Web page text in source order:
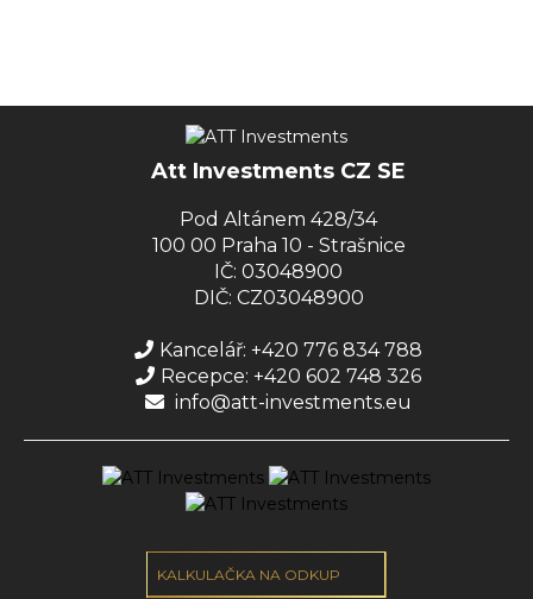
Att Investments CZ SE
Pod Altánem 428/34
100 00 Praha 10 - Strašnice
IČ: 03048900
DIČ: CZ03048900
Kancelář: +420 776 834 788
Recepce: +420 602 748 326
info@att-investments.eu
KALKULAČKA NA ODKUP